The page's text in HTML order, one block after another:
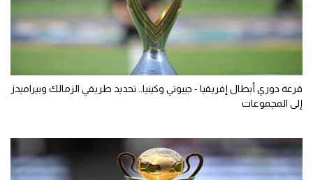
قرعة دوري أبطال إفريقيا - جيبوتي وكينيا.. تحديد طريقي الزمالك وبيراميدز
إلى المجموعات